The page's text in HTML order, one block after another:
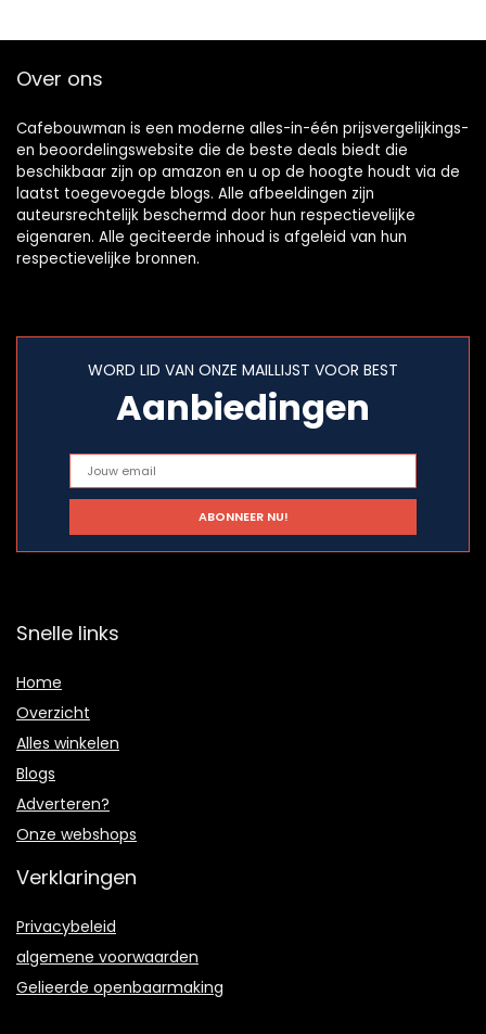
Zeepdispenser
Familie Keuken
Over ons
Cafebouwman is een moderne alles-in-één prijsvergelijkings-
en beoordelingswebsite die de beste deals biedt die
beschikbaar zijn op amazon en u op de hoogte houdt via de
laatst toegevoegde blogs. Alle afbeeldingen zijn
auteursrechtelijk beschermd door hun respectievelijke
eigenaren. Alle geciteerde inhoud is afgeleid van hun
respectievelijke bronnen.
WORD LID VAN ONZE MAILLIJST VOOR BEST
Aanbiedingen
Snelle links
Home
Overzicht
Alles winkelen
Blogs
Adverteren?
Onze webshops
Verklaringen
Privacybeleid
algemene voorwaarden
Gelieerde openbaarmaking